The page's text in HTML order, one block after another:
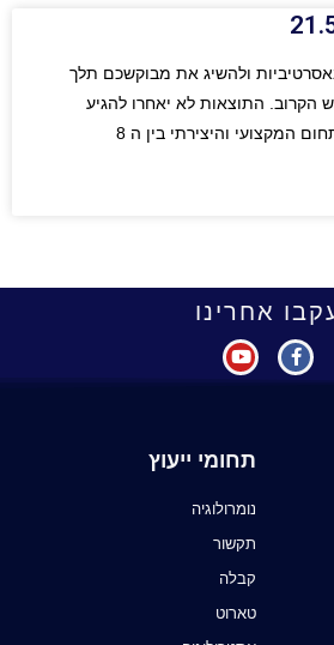
ולהשיג את מבוקשכם תלך
התוצאות לא יאחרו להגיע
המקצועי והיצירתי בין ה 8
אחרינו
תחומי ייעוץ
נומרולוגיה
תקשור
קבלה
טארוט